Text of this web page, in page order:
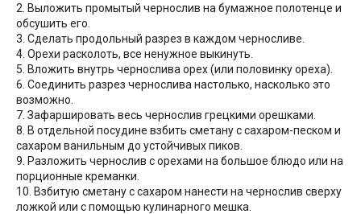
2. Выложить промытый чернослив на бумажное полотенце и
обсушить его.
3. Сделать продольный разрез в каждом черносливе.
4. Орехи расколоть, все ненужное выкинуть.
5. Вложить внутрь чернослива орех (или половинку ореха).
6. Соединить разрез чернослива настолько, насколько это
возможно.
7. Зафаршировать весь чернослив грецкими орешками.
8. В отдельной посудине взбить сметану с сахаром-песком и
сахаром ванильным до устойчивых пиков.
9. Разложить чернослив с орехами на большое блюдо или на
порционные креманки.
10. Взбитую сметану с сахаром нанести на чернослив сверху
ложкой или с помощью кулинарного мешка.